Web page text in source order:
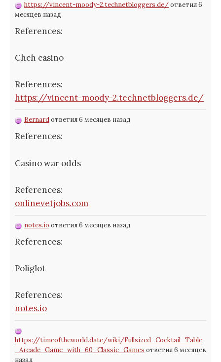
https://vincent-moody-2.technetbloggers.de/ответил 6
месяцев назад
References:
Chch casino
References:
https://vincent-moody-2.technetbloggers.de/
Bernardответил 6 месяцев назад
References:
Casino war odds
References:
onlinevetjobs.com
notes.io ответил 6 месяцев назад
References:
Poliglot
References:
notes.io
https://timeoftheworld.date/wiki/Fullsized_Cocktail_Table
_Arcade_Game_with_60_Classic_Games ответил 6 месяцев
назад